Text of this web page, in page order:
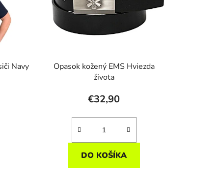
Navy
Opasok kožený EMS Hviezda
života
€32,90
DO KOŠÍKA